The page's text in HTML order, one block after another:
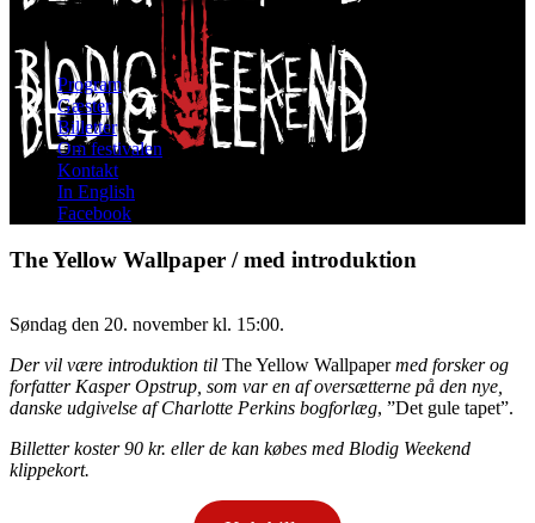
Program
Gæster
Billetter
Om festivalen
Kontakt
In English
Facebook
The Yellow Wallpaper / med introduktion
Søndag den 20. november kl. 15:00.
Der vil være introduktion til The Yellow Wallpapermed forsker og
forfatter Kasper Opstrup, som var en af oversætterne på den nye,
danske udgivelse af Charlotte Perkins bogforlæg, ”Det gule tapet”.
Billetter koster 90 kr. eller de kan købes med Blodig Weekend
klippekort.